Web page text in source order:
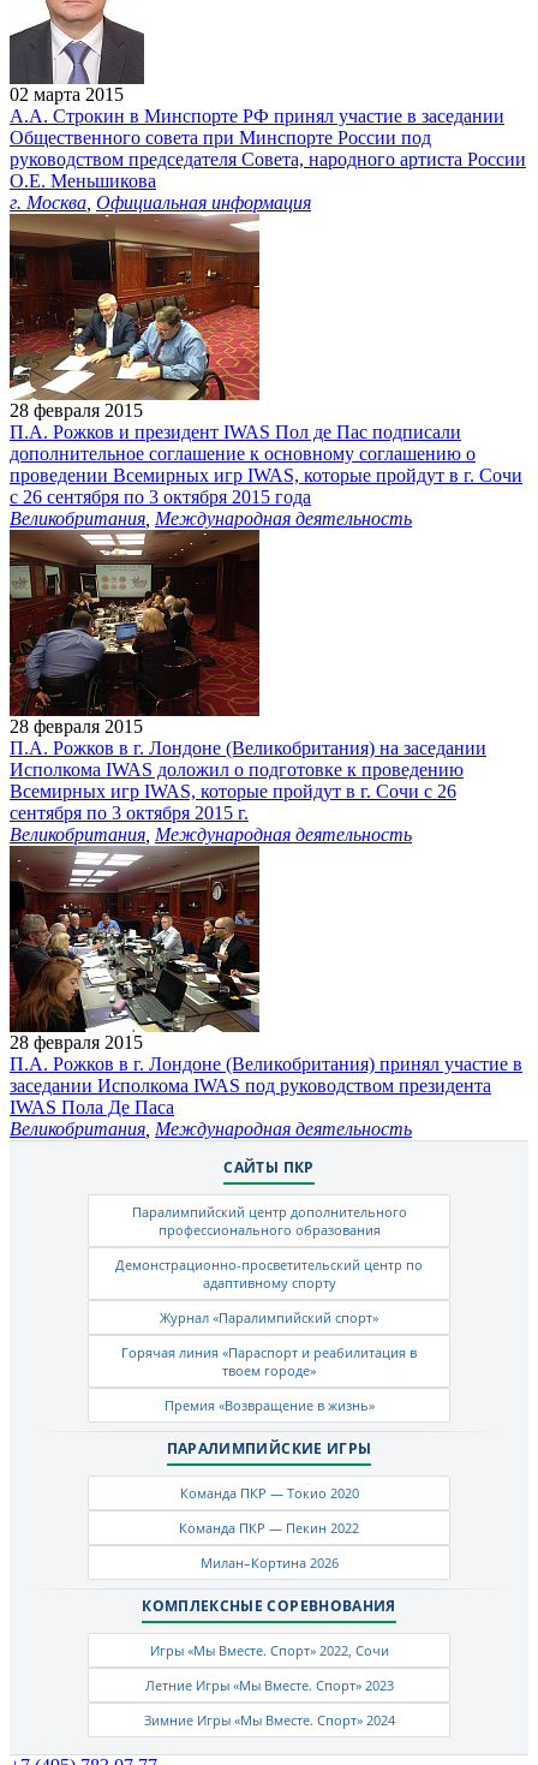
02 марта 2015
А.А. Строкин в Минспорте РФ принял участие в заседании
Общественного совета при Минспорте России под
руководством председателя Совета, народного артиста России
О.Е. Меньшикова
г. Москва Официальная информация
28 февраля 2015
П.А. Рожков и президент IWAS Пол де Пас подписали
дополнительное соглашение к основному соглашению о
проведении Всемирных игр IWAS, которые пройдут в г. Сочи
с 26 сентября по 3 октября 2015 года
Великобритания Международная деятельность
28 февраля 2015
П.А. Рожков в г. Лондоне (Великобритания) на заседании
Исполкома IWAS доложил о подготовке к проведению
Всемирных игр IWAS, которые пройдут в г. Сочи с 26
сентября по 3 октября 2015 г.
Великобритания Международная деятельность
28 февраля 2015
П.А. Рожков в г. Лондоне (Великобритания) принял участие в
заседании Исполкома IWAS под руководством президента
IWAS Пола Де Паса
Великобритания Международная деятельность
САЙТЫ ПКР
Паралимпийский центр дополнительного
профессионального образования
Демонстрационно-просветительский центр по
адаптивному спорту
Журнал «Паралимпийский спорт»
Горячая линия «Параспорт и реабилитация в
твоем городе»
Премия «Возвращение в жизнь»
ПАРАЛИМПИЙСКИЕ ИГРЫ
Команда ПКР — Токио 2020
Команда ПКР — Пекин 2022
Милан–Кортина 2026
КОМПЛЕКСНЫЕ СОРЕВНОВАНИЯ
Игры «Мы Вместе. Спорт» 2022, Сочи
Летние Игры «Мы Вместе. Спорт» 2023
Зимние Игры «Мы Вместе. Спорт» 2024